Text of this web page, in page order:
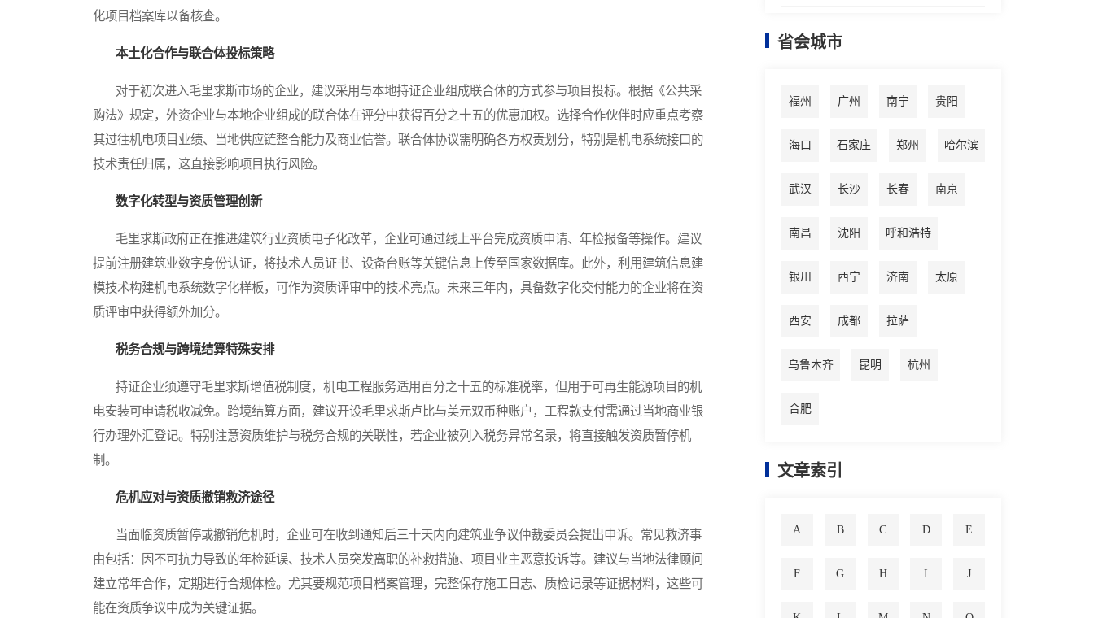
化项目档案库以备核查。
本土化合作与联合体投标策略
对于初次进入毛里求斯市场的企业，建议采用与本地持证企业组成联合体的方式参与项目投标。根据《公共采
购法》规定，外资企业与本地企业组成的联合体在评分中获得百分之十五的优惠加权。选择合作伙伴时应重点考察
其过往机电项目业绩、当地供应链整合能力及商业信誉。联合体协议需明确各方权责划分，特别是机电系统接口的
技术责任归属，这直接影响项目执行风险。
数字化转型与资质管理创新
毛里求斯政府正在推进建筑行业资质电子化改革，企业可通过线上平台完成资质申请、年检报备等操作。建议
提前注册建筑业数字身份认证，将技术人员证书、设备台账等关键信息上传至国家数据库。此外，利用建筑信息建
模技术构建机电系统数字化样板，可作为资质评审中的技术亮点。未来三年内，具备数字化交付能力的企业将在资
质评审中获得额外加分。
税务合规与跨境结算特殊安排
持证企业须遵守毛里求斯增值税制度，机电工程服务适用百分之十五的标准税率，但用于可再生能源项目的机
电安装可申请税收减免。跨境结算方面，建议开设毛里求斯卢比与美元双币种账户，工程款支付需通过当地商业银
行办理外汇登记。特别注意资质维护与税务合规的关联性，若企业被列入税务异常名录，将直接触发资质暂停机
制。
危机应对与资质撤销救济途径
当面临资质暂停或撤销危机时，企业可在收到通知后三十天内向建筑业争议仲裁委员会提出申诉。常见救济事
由包括：因不可抗力导致的年检延误、技术人员突发离职的补救措施、项目业主恶意投诉等。建议与当地法律顾问
建立常年合作，定期进行合规体检。尤其要规范项目档案管理，完整保存施工日志、质检记录等证据材料，这些可
能在资质争议中成为关键证据。
省会城市
福州 广州 南宁 贵阳
海口 石家庄 郑州 哈尔滨
武汉 长沙 长春 南京
南昌 沈阳 呼和浩特
银川 西宁 济南 太原
西安 成都 拉萨
乌鲁木齐 昆明 杭州
合肥
文章索引
A B C D E
F G H I J